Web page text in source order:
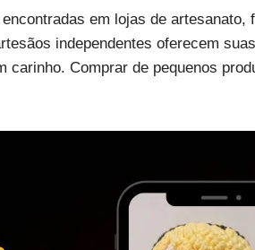
em lojas de artesanato,
independentes oferecem
Comprar de pequenos